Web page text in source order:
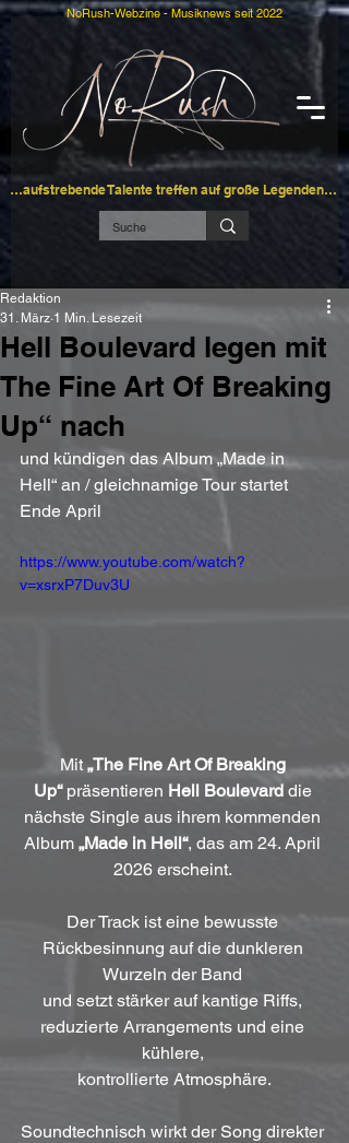
…aufstrebende Talente treffen auf große Legenden…
NoRush-Webzine - Musiknews seit 2022
Hell Boulevard legen mit
The Fine Art Of Breaking
Up“ nach
Redaktion
31. März 1 Min. Lesezeit
und kündigen das Album „Made in
Hell“ an / gleichnamige Tour startet
Ende April
https://www.youtube.com/watch?
v=xsrxP7Duv3U
Mit „The Fine Art Of Breaking
Up“ präsentieren Hell Boulevard die
nächste Single aus ihrem kommenden
Album „Made in Hell“, das am 24. April
2026 erscheint.
Der Track ist eine bewusste
Rückbesinnung auf die dunkleren
Wurzeln der Band
und setzt stärker auf kantige Riffs,
reduzierte Arrangements und eine
kühlere,
kontrollierte Atmosphäre.
Soundtechnisch wirkt der Song direkter